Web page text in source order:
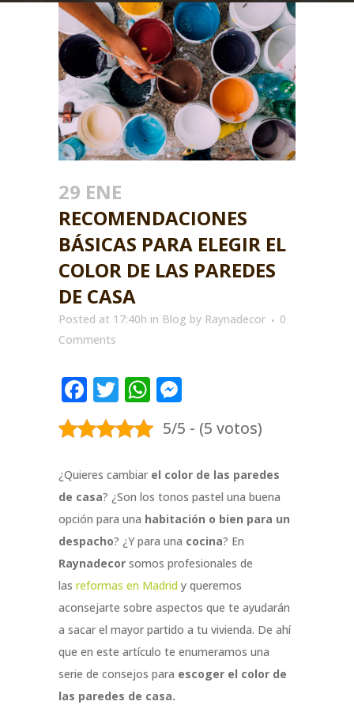
29 ENE
RECOMENDACIONES
BÁSICAS PARA ELEGIR EL
COLOR DE LAS PAREDES
DE CASA
Posted at 17:40h in Blog by Raynadecor
0
Comments
Facebook
TwitterWhatsApp
5/5 - (5 votos)
¿Quieres cambiar el color de las paredes
de casa? ¿Son los tonos pastel una buena
opción para una habitación o bien para un
despacho? ¿Y para una cocina? En
Raynadecor somos profesionales de
las reformas en Madrid y queremos
aconsejarte sobre aspectos que te ayudarán
a sacar el mayor partido a tu vivienda. De ahí
que en este artículo te enumeramos una
serie de consejos para escoger el color de
las paredes de casa.